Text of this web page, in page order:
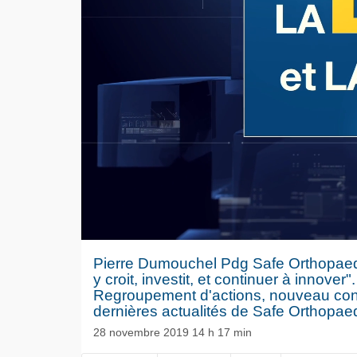
Pierre Dumouchel Pdg Safe
y croit, investit, et continuer à innover".
Regroupement d'actions, nouveau
dernières actualités de Safe
28 novembre 2019 14 h 17 min